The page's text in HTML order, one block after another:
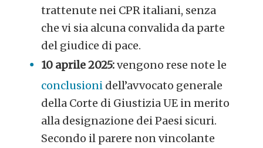
trattenute nei CPR italiani, senza
che vi sia alcuna convalida da parte
del giudice di pace.
10 aprile 2025:vengono rese note le
conclusioni dell’avvocato generale
della Corte di Giustizia UE in merito
alla designazione dei Paesi sicuri.
Secondo il parere non vincolante